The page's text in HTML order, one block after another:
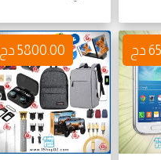
5800.00 دج